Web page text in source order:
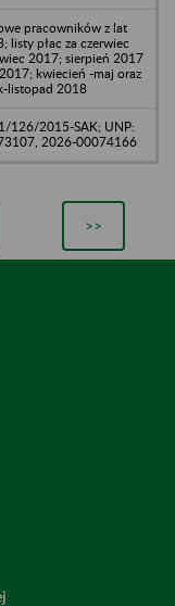
pracowników z lat
listy płac za czerwiec
2017; sierpień 2017
kwiecień -maj oraz
listopad 2018
126/2015-SAK; UNP:
2026-00074166
>>